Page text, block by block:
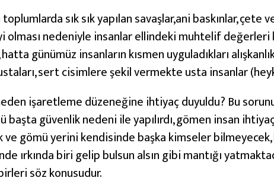
sık sık yapılan savaşlar,ani baskınlar, çete
olması nedeniyle insanlar ellindeki muhtelif değerleri
günümüz insanların kısmen uyguladıkları
sert cisimlere şekil vermekte usta insanlar
işaretleme düzeneğine ihtiyaç duyuldu? Bu
başta güvenlik nedeni ile yapılırdı, gömen insan
ve gömü yerini kendisinde başka kimseler
ırkında biri gelip bulsun alsın gibi mantığı
söz konusudur.